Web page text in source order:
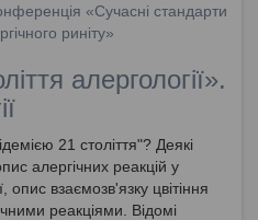
«Сучасні стандарти
риніту»
алергології».
21 століття"? Деякі
алергічних реакцій у
опис взаємозв'язку цвітіння
реакціями. Відомі